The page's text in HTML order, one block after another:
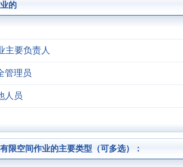
的
主要负责人
管理员
人员
限空间作业的主要类型（可多选）：